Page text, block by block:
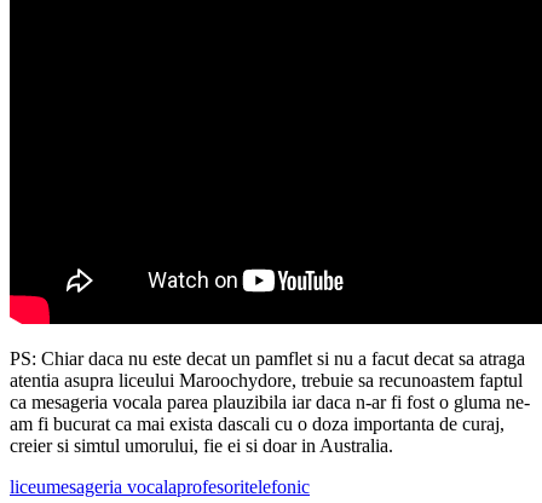
PS: Chiar daca nu este decat un pamflet si nu a facut decat sa atraga
atentia asupra liceului Maroochydore, trebuie sa recunoastem faptul
ca mesageria vocala parea plauzibila iar daca n-ar fi fost o gluma ne-
am fi bucurat ca mai exista dascali cu o doza importanta de curaj,
creier si simtul umorului, fie ei si doar in Australia.
liceumesageria vocalaprofesoritelefonic